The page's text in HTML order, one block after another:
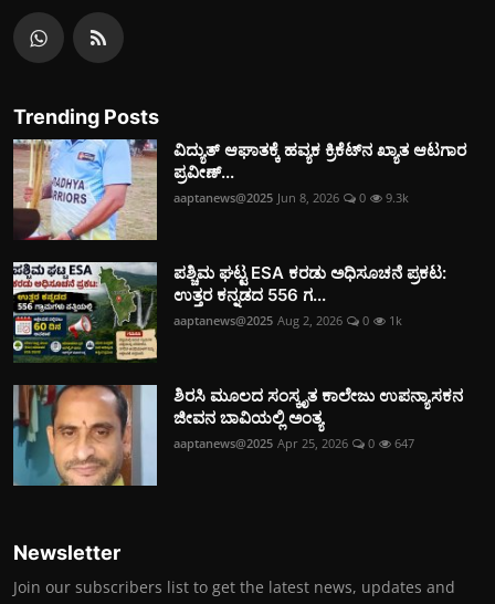
Trending Posts
ವಿದ್ಯುತ್‌ ಆಘಾತಕ್ಕೆ ಹವ್ಯಕ ಕ್ರಿಕೆಟ್‌ನ ಖ್ಯಾತ ಆಟಗಾರ
ಪ್ರವೀಣ್...
aaptanews@2025 Jun 8, 2026 0 9.3k
ಪಶ್ಚಿಮ ಘಟ್ಟ ESA ಕರಡು ಅಧಿಸೂಚನೆ ಪ್ರಕಟ:
ಉತ್ತರ ಕನ್ನಡದ 556 ಗ...
aaptanews@2025 Aug 2, 2026 0 1k
ಶಿರಸಿ ಮೂಲದ ಸಂಸ್ಕೃತ ಕಾಲೇಜು ಉಪನ್ಯಾಸಕನ
ಜೀವನ ಬಾವಿಯಲ್ಲಿ ಅಂತ್ಯ
aaptanews@2025 Apr 25, 2026 0 647
Newsletter
Join our subscribers list to get the latest news, updates and